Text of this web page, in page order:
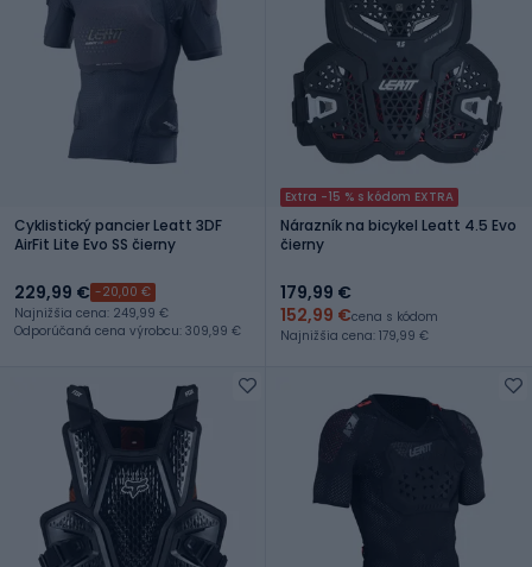
Cyklistický pancier Leatt 3DF
AirFit Lite Evo SS čierny
229,99 € -20,00 €
Najnižšia cena: 249,99 €
Odporúčaná cena výrobcu: 309,99 €
Extra -15 % s kódom EXTRA
Nárazník na bicykel Leatt 4.5 Evo
čierny
179,99 €
152,99 €cena s kódom
Najnižšia cena: 179,99 €